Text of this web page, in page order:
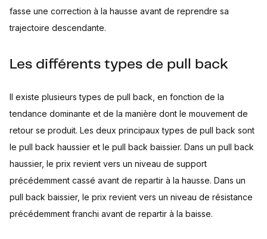
fasse une correction à la hausse avant de reprendre sa
trajectoire descendante.
Les différents types de pull back
Il existe plusieurs types de pull back, en fonction de la
tendance dominante et de la manière dont le mouvement de
retour se produit. Les deux principaux types de pull back sont
le pull back haussier et le pull back baissier. Dans un pull back
haussier, le prix revient vers un niveau de support
précédemment cassé avant de repartir à la hausse. Dans un
pull back baissier, le prix revient vers un niveau de résistance
précédemment franchi avant de repartir à la baisse.